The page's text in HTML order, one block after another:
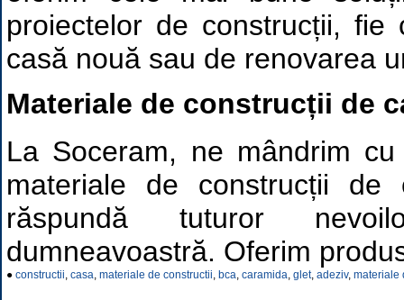
proiectelor de construcții,
casă nouă sau de renovarea
Materiale de construcții de
La Soceram, ne mândrim
materiale de construcții de
răspundă tuturor
dumneavoastră. Oferim
● constructii, casa, materiale de constructii, bca, caramida, glet, adeziv, materiale